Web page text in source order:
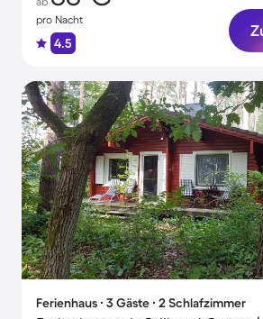
pro Nacht
4.5
Ferienhaus ∙ 3 Gäste ∙ 2 Schlafzimmer